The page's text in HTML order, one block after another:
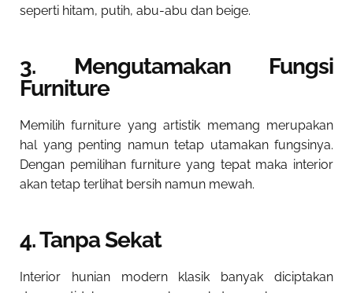
seperti hitam, putih, abu-abu dan beige.
3. Mengutamakan Fungsi
Furniture
Memilih furniture yang artistik memang merupakan
hal yang penting namun tetap utamakan fungsinya.
Dengan pemilihan furniture yang tepat maka interior
akan tetap terlihat bersih namun mewah.
4. Tanpa Sekat
Interior hunian modern klasik banyak diciptakan